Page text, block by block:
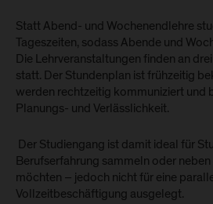
Statt Abend- und Wochenendlehre
Tageszeiten, sodass Abende und
Die Lehrveranstaltungen finden an
statt. Der Stundenplan ist frühzeitig
werden rechtzeitig kommuniziert und
Planungs- und Verlässlichkeit.
Der Studiengang ist damit ideal für
Berufserfahrung sammeln oder
möchten – jedoch nicht für eine
Vollzeitbeschäftigung ausgelegt.